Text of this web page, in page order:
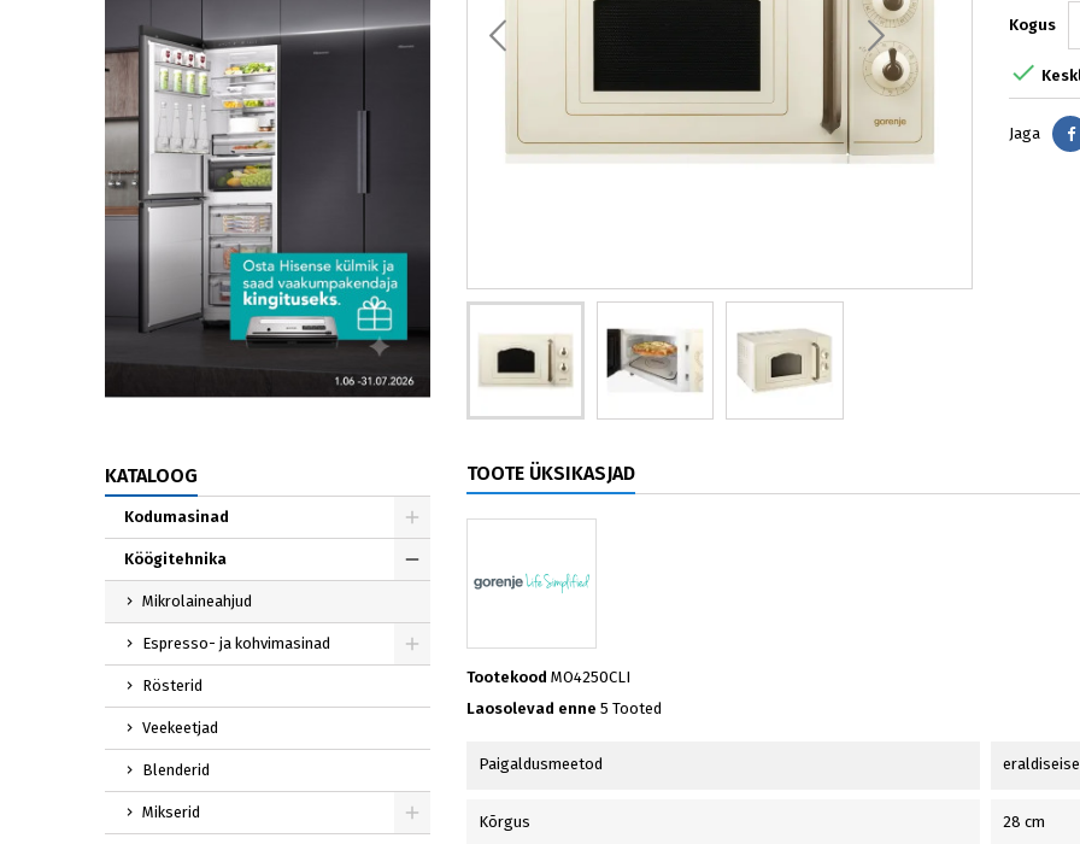
KATALOOG
Kodumasinad
Köögitehnika
Mikrolaineahjud
Espresso- ja kohvimasinad
Rösterid
Veekeetjad
Blenderid
Mikserid
Kogus

Jaga
TOOTE ÜKSIKASJAD
Tootekood MO4250CLI
Laosolevad enne 5 Tooted
Paigaldusmeetod
Kõrgus 28 cm